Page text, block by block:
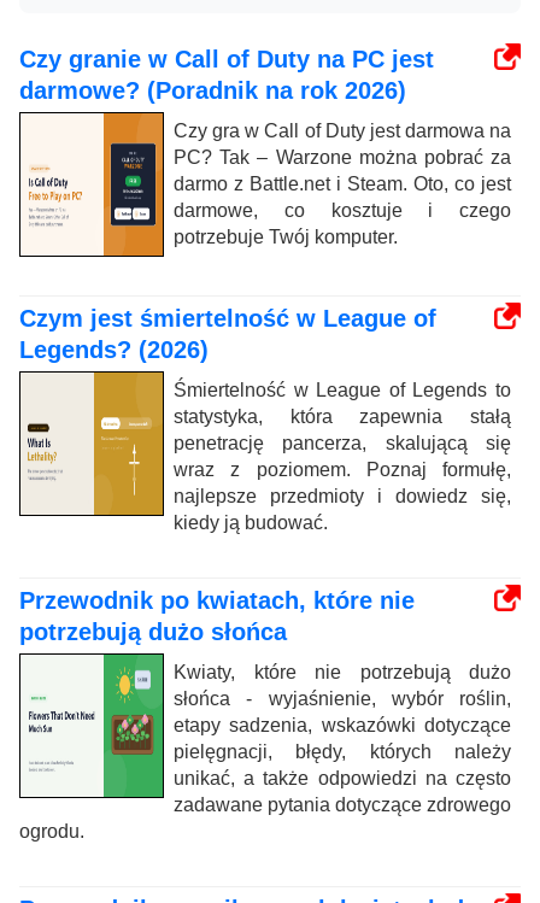
Czy granie w Call of Duty na PC jest
darmowe? (Poradnik na rok 2026)
Czy gra w Call of Duty jest darmowa na
PC? Tak – Warzone można pobrać za
darmo z Battle.net i Steam. Oto, co jest
darmowe, co kosztuje i czego
potrzebuje Twój komputer.
Czym jest śmiertelność w League of
Legends? (2026)
Śmiertelność w League of Legends to
statystyka, która zapewnia stałą
penetrację pancerza, skalującą się
wraz z poziomem. Poznaj formułę,
najlepsze przedmioty i dowiedz się,
kiedy ją budować.
Przewodnik po kwiatach, które nie
potrzebują dużo słońca
Kwiaty, które nie potrzebują dużo
słońca - wyjaśnienie, wybór roślin,
etapy sadzenia, wskazówki dotyczące
pielęgnacji, błędy, których należy
unikać, a także odpowiedzi na często
zadawane pytania dotyczące zdrowego
ogrodu.